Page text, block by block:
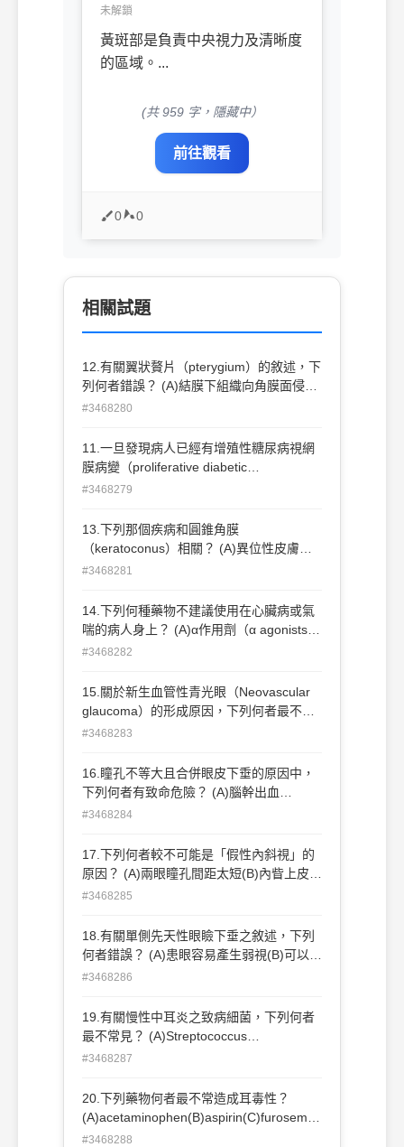
未解鎖
黃斑部是負責中央視力及清晰度
的區域。...
(共 959 字，隱藏中）
前往觀看
0 0
相關試題
12.有關翼狀贅片（pterygium）的敘述，下
列何者錯誤？ (A)結膜下組織向角膜面侵襲
的退化性疾病，好發於顳側 (B)成因不明，
臨床表現為三角形的血管纖維膜，眼睛易充
血發紅 (D)可考慮切除，但復發率高，如加
#3468280
11.一旦發現病人已經有增殖性糖尿病視網
膜病變（proliferative diabetic
retinopathy），下列何 種治療對病人會有
therapy） (B)氣體視網膜固定術
（pneumatic retinopexy） (C)全視網膜雷
#3468279
13.下列那個疾病和圓錐角膜
（keratoconus）相關？ (A)異位性皮膚炎
（atopic dermatitis） (B)謝格連氏症候群
（Graves' disease） (D)全身性紅斑狼瘡
（systemic lupus erythematosus）
#3468281
14.下列何種藥物不建議使用在心臟病或氣
喘的病人身上？ (A)α作用劑（α agonists）
(B)β拮抗劑（β blockers） (C)碳酸酐酶抑
類前列腺素製劑（prostaglandin
analogue）
#3468282
15.關於新生血管性青光眼（Neovascular
glaucoma）的形成原因，下列何者最不常
見？ (A)缺血性中央視網膜靜脈阻塞 (B)糖
內障
#3468283
16.瞳孔不等大且合併眼皮下垂的原因中，
下列何者有致命危險？ (A)腦幹出血
（uncal herniation）(B)小血管性因素
群（Marcus Gunn jaw-winking
syndrome）(D)重症肌無力
#3468284
17.下列何者較不可能是「假性內斜視」的
原因？ (A)兩眼瞳孔間距太短(B)內眥上皮皺
褶（epicanthic folds）顯著(C)高度近視有
成黃斑部異位（ectopic macula）
#3468285
18.有關單側先天性眼瞼下垂之敘述，下列
何者錯誤？ (A)患眼容易產生弱視(B)可以適
當遮蔽另一眼來治療弱視(C)提眼瞼肌
術矯正後，必須注意病人睡覺無法闔眼(D)
手術矯正方式同一般雙眼皮手術
#3468286
19.有關慢性中耳炎之致病細菌，下列何者
最不常見？ (A)Streptococcus
pneumoniae(B)Escherichia
aureus(D)Pseudomonas aeruginosa
#3468287
20.下列藥物何者最不常造成耳毒性？
(A)acetaminophen(B)aspirin(C)furosemid
e(D)cisplatin
#3468288